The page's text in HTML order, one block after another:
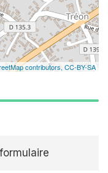
contributors, CC-BY-SA